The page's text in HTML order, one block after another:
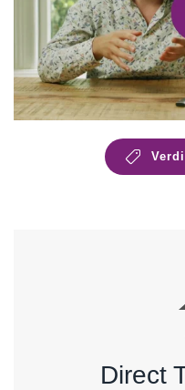
Direct